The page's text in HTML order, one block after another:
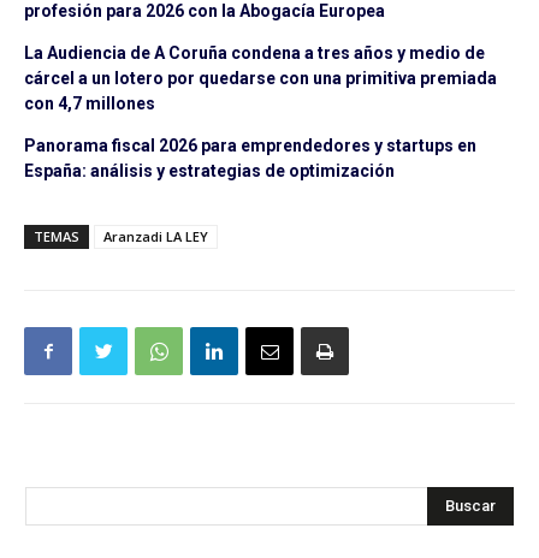
profesión para 2026 con la Abogacía Europea
La Audiencia de A Coruña condena a tres años y medio de
cárcel a un lotero por quedarse con una primitiva premiada
con 4,7 millones
Panorama fiscal 2026 para emprendedores y startups en
España: análisis y estrategias de optimización
TEMAS Aranzadi LA LEY
Buscar